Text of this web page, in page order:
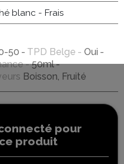
blanc - Frais
50 TPD Belge
Oui
50ml
Boisson, Fruité
pour
produit